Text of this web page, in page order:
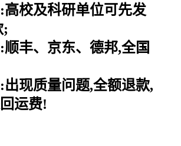
:高校及科研单位可先发
;
:顺丰、京东、德邦,全国
:出现质量问题,全额退款,
运费!